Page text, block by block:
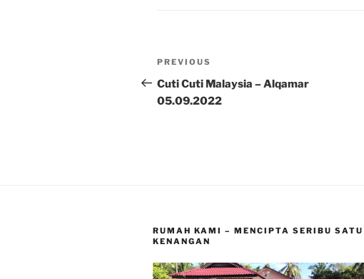
Post
navigation
Previous
Post
PREVIOUS
Cuti Cuti Malaysia – Alqamar
05.09.2022
RUMAH KAMI – MENCIPTA SERIBU SATU
KENANGAN